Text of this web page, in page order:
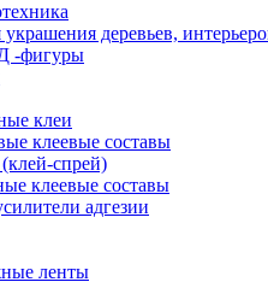
деревьев,
-фигуры
клеи
клеевые составы
спрей)
клеевые составы
адгезии